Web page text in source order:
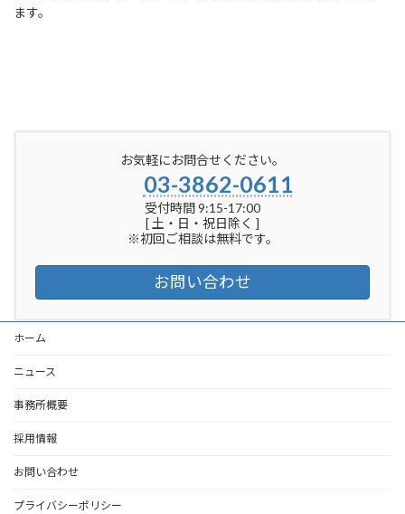
ます。
お気軽にお問合せください。
03-3862-0611
受付時間 9:15-17:00
[ 土・日・祝日除く ]
※初回ご相談は無料です。
お問い合わせ
ホーム
ニュース
事務所概要
採用情報
お問い合わせ
プライバシーポリシー